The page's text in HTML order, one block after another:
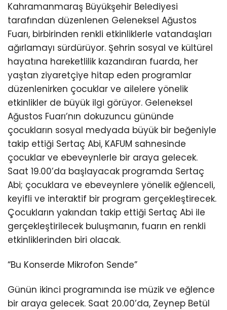
Kahramanmaraş Büyükşehir Belediyesi
tarafından düzenlenen Geleneksel Ağustos
Fuarı, birbirinden renkli etkinliklerle vatandaşları
ağırlamayı sürdürüyor. Şehrin sosyal ve kültürel
hayatına hareketlilik kazandıran fuarda, her
yaştan ziyaretçiye hitap eden programlar
düzenlenirken çocuklar ve ailelere yönelik
etkinlikler de büyük ilgi görüyor. Geleneksel
Ağustos Fuarı’nın dokuzuncu gününde
çocukların sosyal medyada büyük bir beğeniyle
takip ettiği Sertaç Abi, KAFUM sahnesinde
çocuklar ve ebeveynlerle bir araya gelecek.
Saat 19.00’da başlayacak programda Sertaç
Abi; çocuklara ve ebeveynlere yönelik eğlenceli,
keyifli ve interaktif bir program gerçekleştirecek.
Çocukların yakından takip ettiği Sertaç Abi ile
gerçekleştirilecek buluşmanın, fuarın en renkli
etkinliklerinden biri olacak.
“Bu Konserde Mikrofon Sende”
Günün ikinci programında ise müzik ve eğlence
bir araya gelecek. Saat 20.00’da, Zeynep Betül